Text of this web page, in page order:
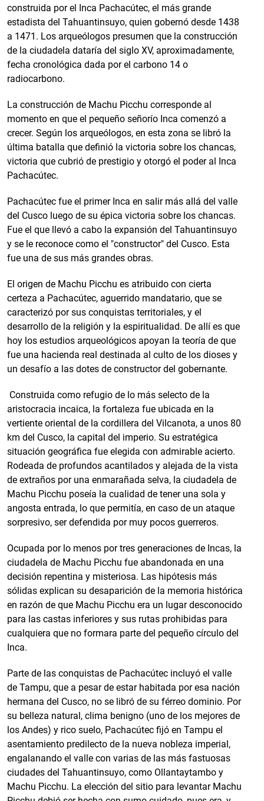
construida por el Inca Pachacútec, el más grande
estadista del Tahuantinsuyo, quien gobernó desde 1438
a 1471. Los arqueólogos presumen que la construcción
de la ciudadela dataría del siglo XV, aproximadamente,
fecha cronológica dada por el carbono 14 o
radiocarbono.
La construcción de Machu Picchu corresponde al
momento en que el pequeño señorío Inca comenzó a
crecer. Según los arqueólogos, en esta zona se libró la
última batalla que definió la victoria sobre los chancas,
victoria que cubrió de prestigio y otorgó el poder al Inca
Pachacútec.
Pachacútec fue el primer Inca en salir más allá del valle
del Cusco luego de su épica victoria sobre los chancas.
Fue el que llevó a cabo la expansión del Tahuantinsuyo
y se le reconoce como el "constructor" del Cusco. Esta
fue una de sus más grandes obras.
El origen de Machu Picchu es atribuido con cierta
certeza a Pachacútec, aguerrido mandatario, que se
caracterizó por sus conquistas territoriales, y el
desarrollo de la religión y la espiritualidad. De allí es que
hoy los estudios arqueológicos apoyan la teoría de que
fue una hacienda real destinada al culto de los dioses y
un desafío a las dotes de constructor del gobernante.
Construida como refugio de lo más selecto de la
aristocracia incaica, la fortaleza fue ubicada en la
vertiente oriental de la cordillera del Vilcanota, a unos 80
km del Cusco, la capital del imperio. Su estratégica
situación geográfica fue elegida con admirable acierto.
Rodeada de profundos acantilados y alejada de la vista
de extraños por una enmarañada selva, la ciudadela de
Machu Picchu poseía la cualidad de tener una sola y
angosta entrada, lo que permitía, en caso de un ataque
sorpresivo, ser defendida por muy pocos guerreros.
Ocupada por lo menos por tres generaciones de Incas, la
ciudadela de Machu Picchu fue abandonada en una
decisión repentina y misteriosa. Las hipótesis más
sólidas explican su desaparición de la memoria histórica
en razón de que Machu Picchu era un lugar desconocido
para las castas inferiores y sus rutas prohibidas para
cualquiera que no formara parte del pequeño círculo del
Inca.
Parte de las conquistas de Pachacútec incluyó el valle
de Tampu, que a pesar de estar habitada por esa nación
hermana del Cusco, no se libró de su férreo dominio. Por
su belleza natural, clima benigno (uno de los mejores de
los Andes) y rico suelo, Pachacútec fijó en Tampu el
asentamiento predilecto de la nueva nobleza imperial,
engalanando el valle con varias de las más fastuosas
ciudades del Tahuantinsuyo, como Ollantaytambo y
Machu Picchu. La elección del sitio para levantar Machu